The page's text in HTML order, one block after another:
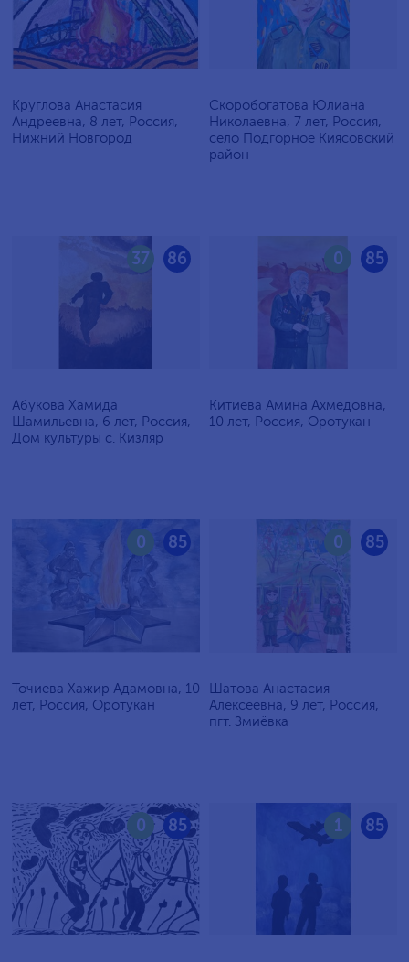
Круглова Анастасия
Андреевна, 8 лет, Россия,
Нижний Новгород
Скоробогатова Юлиана
Николаевна, 7 лет, Россия,
село Подгорное Киясовский
район
86
37
Абукова Хамида
Шамильевна, 6 лет, Россия,
Дом культуры с. Кизляр
85
0
Китиева Амина Ахмедовна,
10 лет, Россия, Оротукан
85
0
Точиева Хажир Адамовна, 10
лет, Россия, Оротукан
85
0
Шатова Анастасия
Алексеевна, 9 лет, Россия,
пгт. Змиёвка
85
0 85
1